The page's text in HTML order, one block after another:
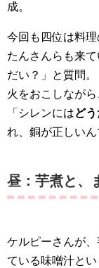
成。
今回も四位は料
たんさんらも来
だい？」と質問
火をおこしなが
「シレンにはど
れ、銅が正しい
昼：芋煮と、
ケルピーさんが
ている味噌汁と